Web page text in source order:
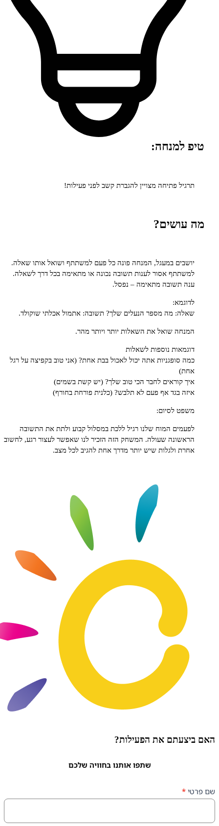
פתיחה מצויין להגברת קשב לפני פעילות!
במעגל, המנחה פונה כל פעם למשתתף ושואל אותו שאלה.
אסור לענות תשובה נכונה או מתאימה בכל דרך לשאלה.
תשובה מתאימה – נפסל.
מה מספר הנעלים שלך? תשובה: אתמול אכלתי שוקולד.
שואל את השאלות יותר ויותר מהר.
נוספות לשאלות
אתה יכול לאכול בבת אחת? (אני טוב בקפיצה על רגל
קוראים לחבר הכי טוב שלך? (יש קשת בשמים)
בגד אף פעם לא תלבש? (כלנית פורחת בחורף)
לסיום:
המוח שלנו רגיל ללכת במסלול קבוע ולתת את התשובה
שעולה. המשחק הזה הזכיר לנו שאפשר לעצור רגע, לחשוב
ולגלות שיש יותר מדרך אחת להגיב לכל מצב.
את הפעילות?
שתפו אותנו בחוויה שלכם